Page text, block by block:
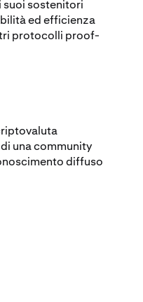
sostenitori
ed efficienza
protocolli proof-
una community
diffuso